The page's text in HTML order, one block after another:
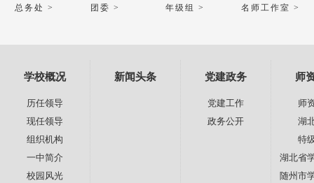
总务处 >
团委 > 年级组 > 名师工作室 >
学校概况
历任领导
现任领导
组织机构
一中简介
校园风光
新闻头条 党建政务
党建工作
政务公开
师
师
湖
特
湖北省
随州市